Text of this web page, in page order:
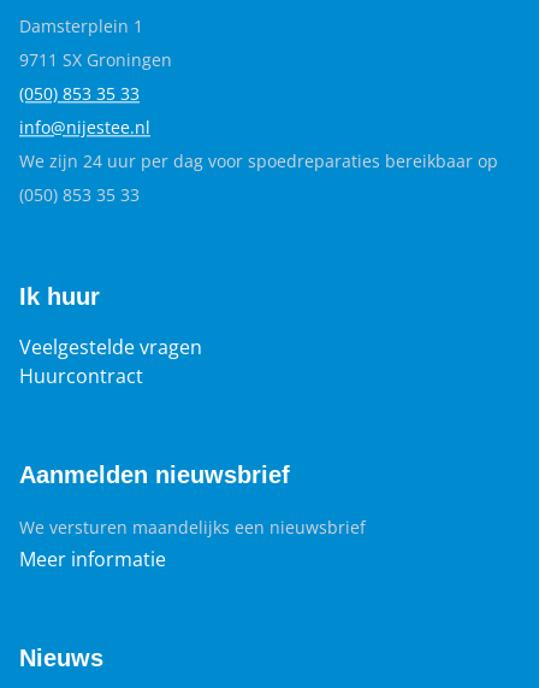
Damsterplein 1
9711 SX Groningen
(050) 853 35 33
info@nijestee.nl
We zijn 24 uur per dag voor spoedreparaties bereikbaar op
(050) 853 35 33
Ik huur
Veelgestelde vragen
Huurcontract
Aanmelden nieuwsbrief
We versturen maandelijks een nieuwsbrief
Meer informatie
Nieuws